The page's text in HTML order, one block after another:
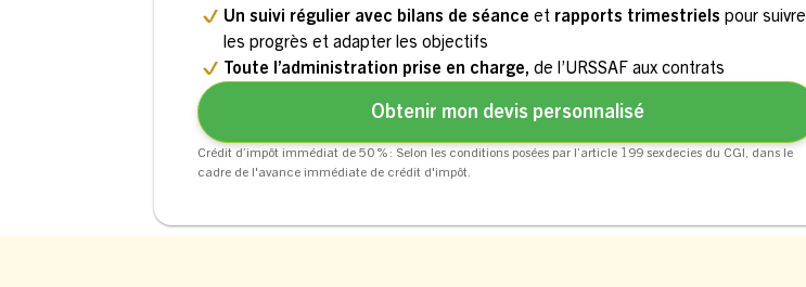
Un suivi régulier avec bilans de séance et rapports trimestriels pour suivre
les progrès et adapter les objectifs
Toute l’administration prise en charge, de l’URSSAF aux contrats
Obtenir mon devis personnalisé
Crédit d’impôt immédiat de 50 % : Selon les conditions posées par l’article 199 sexdecies du CGI, dans le
cadre de l'avance immédiate de crédit d'impôt.